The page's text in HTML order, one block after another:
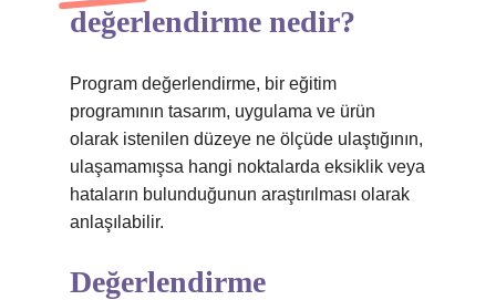
değerlendirme nedir?
Program değerlendirme, bir eğitim
programının tasarım, uygulama ve ürün
olarak istenilen düzeye ne ölçüde ulaştığının,
ulaşamamışsa hangi noktalarda eksiklik veya
hataların bulunduğunun araştırılması olarak
anlaşılabilir.
Değerlendirme